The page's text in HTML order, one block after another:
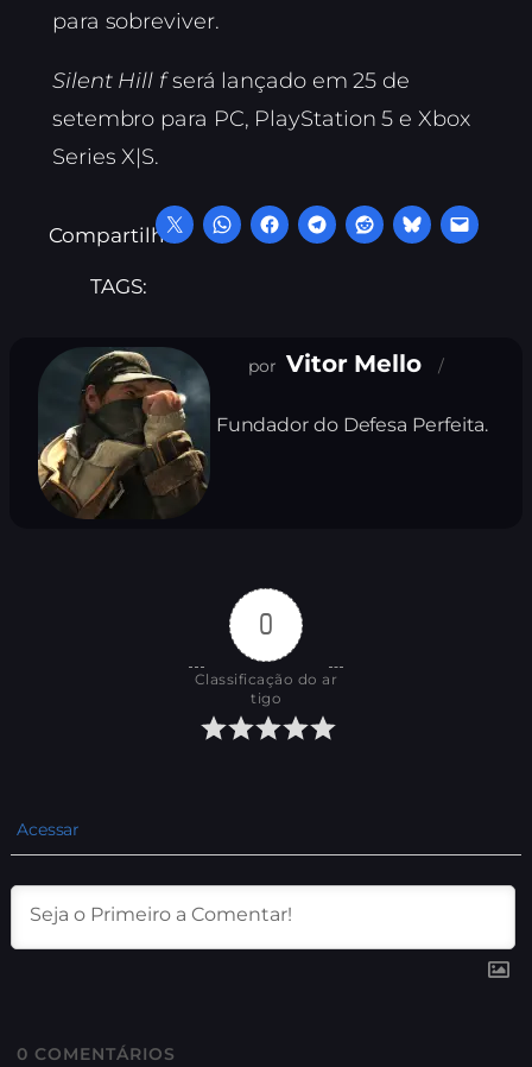
para sobreviver.
Silent Hill fserá lançado em 25 de
setembro para PC, PlayStation 5 e Xbox
Series X|S.
Compartilhe:
TAGS:
Vitor Mello
Fundador do Defesa Perfeita.
0
Classificação do ar
tigo
Acessar
0 COMENTÁRIOS